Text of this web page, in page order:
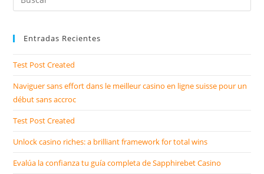
Entradas Recientes
Test Post Created
Naviguer sans effort dans le meilleur casino en ligne suisse pour un
début sans accroc
Test Post Created
Unlock casino riches: a brilliant framework for total wins
Evalúa la confianza tu guía completa de Sapphirebet Casino